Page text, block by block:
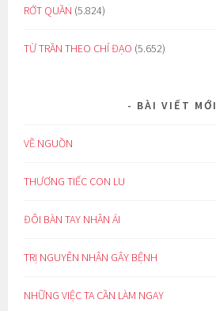
RỚT QUẦN (5.824)
TỪ TRẦN THEO CHỈ ĐẠO (5.652)
BÀI VIẾT MỚI
VỀ NGUỒN
THƯƠNG TIẾC CON LU
ĐÔI BÀN TAY NHÂN ÁI
TRỊ NGUYÊN NHÂN GÂY BỆNH
NHỮNG VIỆC TA CẦN LÀM NGAY